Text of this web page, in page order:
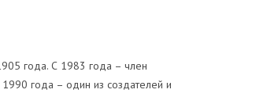
года. С 1983 года – член
года – один из создателей и